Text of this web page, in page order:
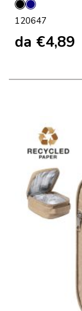
NeroNavy
120647
da €4,89